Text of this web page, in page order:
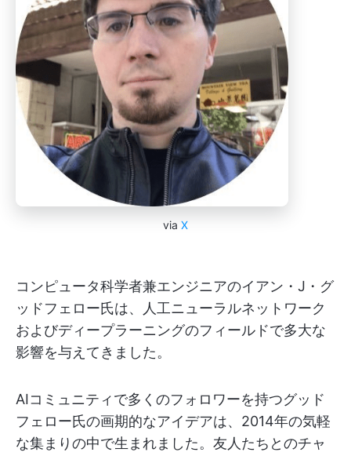
via X
コンピュータ科学者兼エンジニアのイアン・J・グ
ッドフェロー氏は、人工ニューラルネットワーク
およびディープラーニングのフィールドで多大な
影響を与えてきました。
AIコミュニティで多くのフォロワーを持つグッド
フェロー氏の画期的なアイデアは、2014年の気軽
な集まりの中で生まれました。友人たちとのチャ